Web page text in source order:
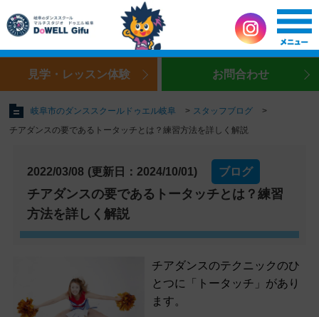
見学・レッスン体験 お問合わせ
岐阜市のダンススクールドゥエル岐阜
スタッフブログ
チアダンスの要であるトータッチとは？練習方法を詳しく解説
2022/03/08 (更新日：2024/10/01) ブログ
チアダンスの要であるトータッチとは？練習
方法を詳しく解説
チアダンスのテクニックのひ
とつに「トータッチ」があり
ます。